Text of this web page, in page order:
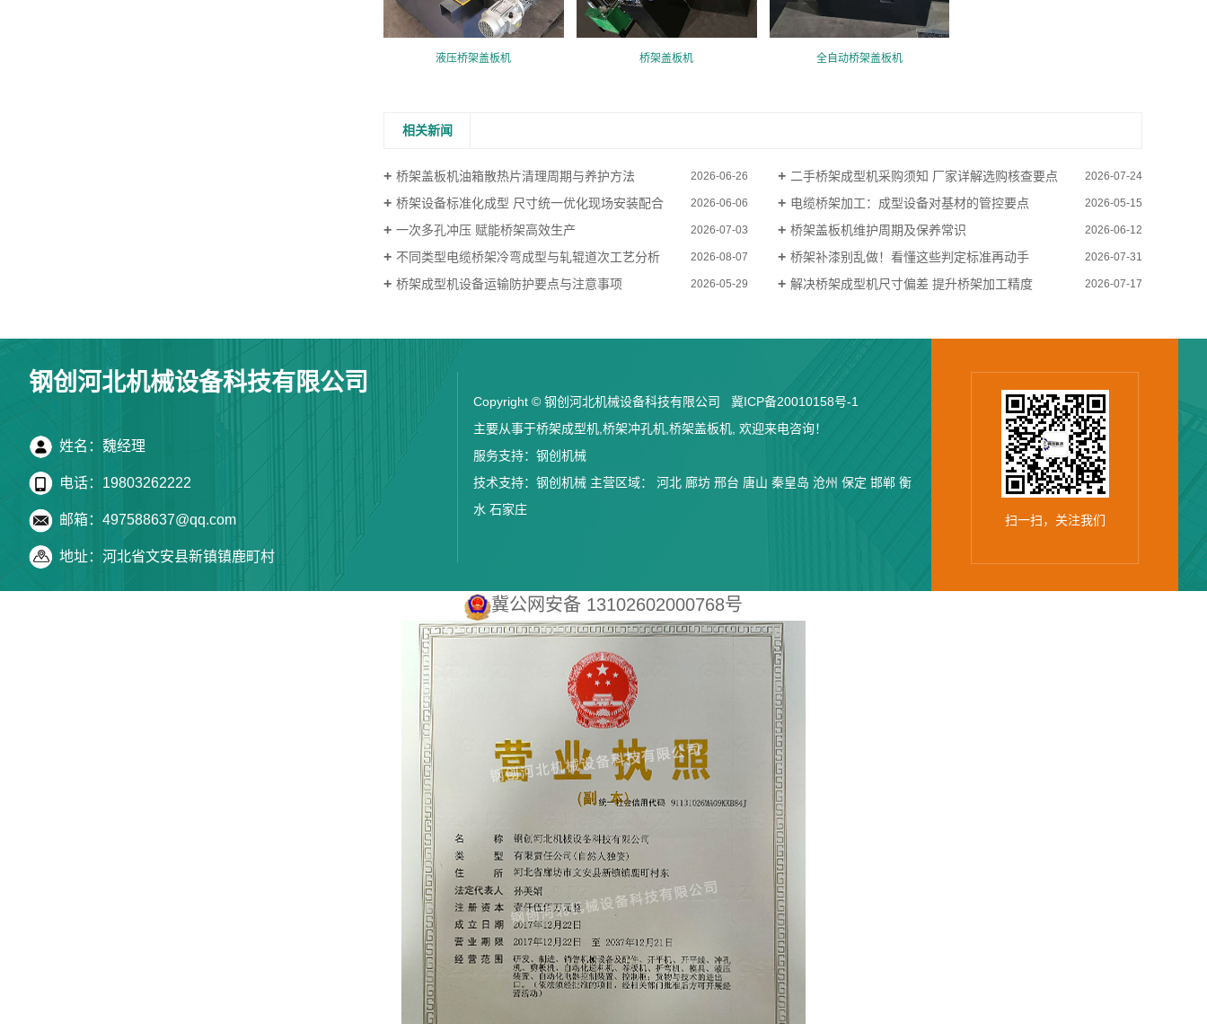
液压桥架盖板机 桥架盖板机 全自动桥架盖板机
相关新闻
桥架盖板机油箱散热片清理周期与养护方法 2026-06-26 二手桥架成型机采购须知 厂家详解选购核查要点 2026-07-24
桥架设备标准化成型 尺寸统一优化现场安装配合 2026-06-06 电缆桥架加工：成型设备对基材的管控要点 2026-05-15
一次多孔冲压 赋能桥架高效生产 2026-07-03 桥架盖板机维护周期及保养常识 2026-06-12
不同类型电缆桥架冷弯成型与轧辊道次工艺分析 2026-08-07 桥架补漆别乱做！看懂这些判定标准再动手 2026-07-31
桥架成型机设备运输防护要点与注意事项 2026-05-29 解决桥架成型机尺寸偏差 提升桥架加工精度 2026-07-17
钢创河北机械设备科技有限公司
姓名：魏经理
电话：19803262222
邮箱：497588637@qq.com
地址：河北省文安县新镇镇鹿町村
Copyright © 钢创河北机械设备科技有限公司 冀ICP备20010158号-1
主要从事于桥架成型机 桥架冲孔机 桥架盖板机 , 欢迎来电咨询！
服务支持： 钢创机械
技术支持： 钢创机械 主营区域： 河北 廊坊 邢台 唐山 秦皇岛 沧州 保定 邯郸 衡
水 石家庄
扫一扫，关注我们
冀公网安备 13102602000768号